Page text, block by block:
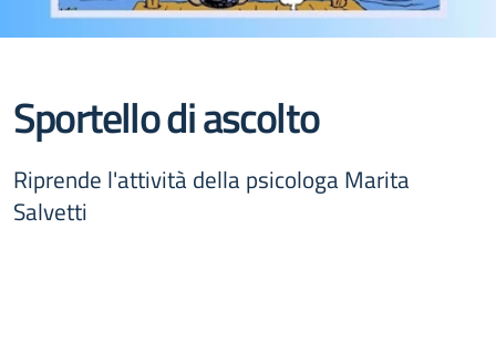
Sportello di ascolto
Riprende l'attività della psicologa Marita
Salvetti